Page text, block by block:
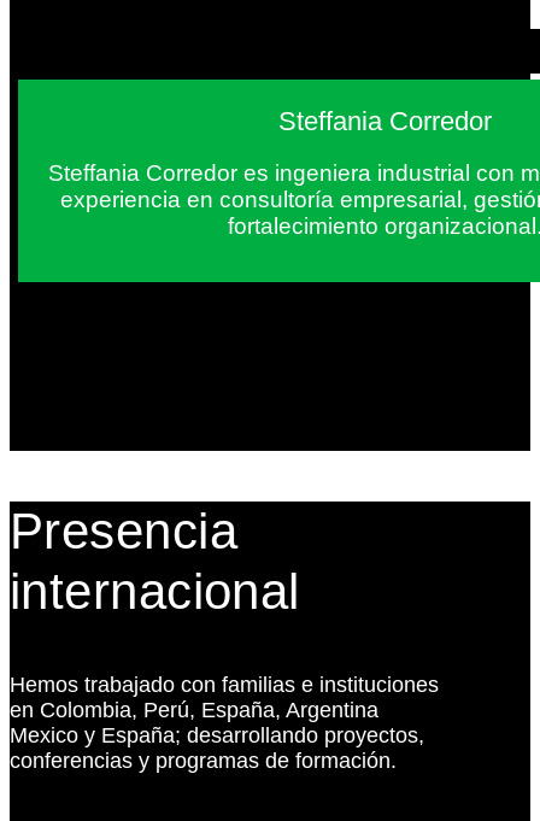
Steffania Corredor
Steffania Corredor es ingeniera industrial con
experiencia en consultoría empresarial,
fortalecimiento
Presencia
internacional
Hemos trabajado con familias e instituciones
en Colombia, Perú, España, Argentina
Mexico y España; desarrollando proyectos,
conferencias y programas de formación.